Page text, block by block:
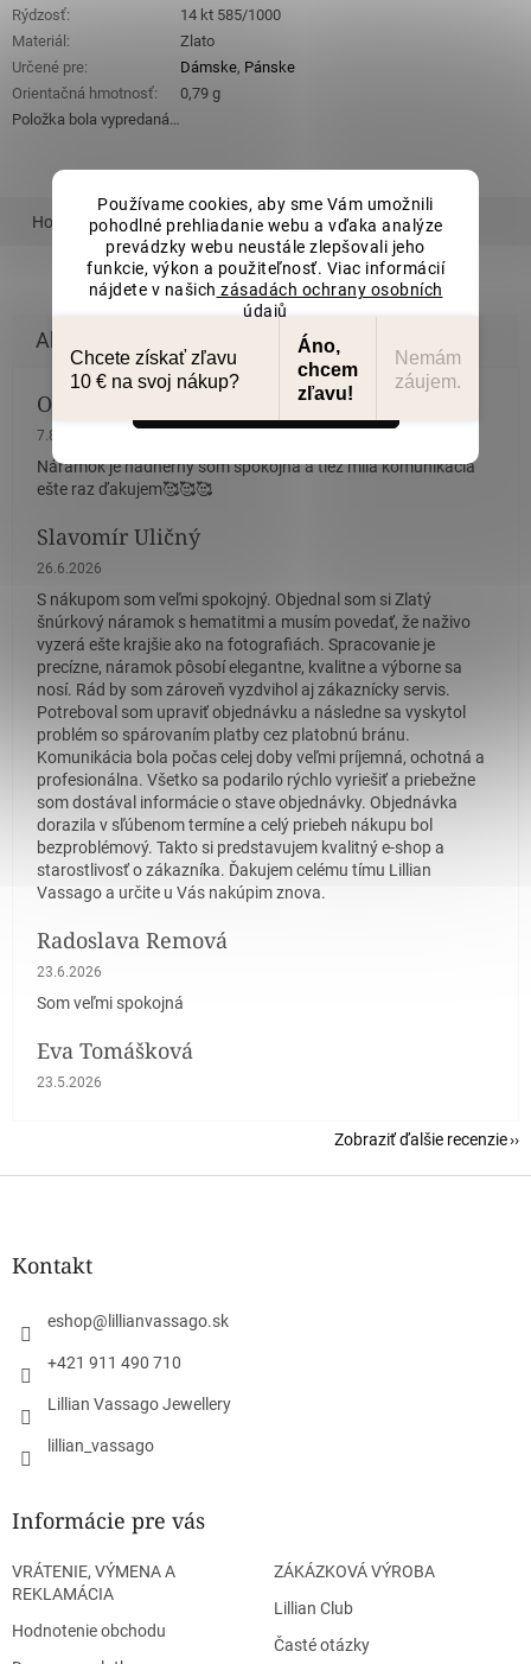
Používame cookies, aby sme Vám umožnili
pohodlné prehliadanie webu a vďaka analýze
prevádzky webu neustále zlepšovali jeho
funkcie, výkon a použiteľnosť. Viac informácií
nájdete v našich zásadách ochrany osobních
údajů
Nastavenie
Súhlasím
Rýdzosť:
14 kt 585/1000
Materiál :
Zlato
Určené pre: Dámske, Pánske
Orientačná hmotnosť:
0,79 g
Položka bola vypredaná…
Hodnotenie Podobný tovar
Olina Bončikova
Hodnotenie obchodu je 5 z 5 hviezdičiek.
7.8.2026
Náramok je nádherný som spokojná a tiež milá komunikácia
ešte raz ďakujem🥰🥰🥰
Slavomír Uličný
Hodnotenie obchodu je 5 z 5 hviezdičiek.
26.6.2026
S nákupom som veľmi spokojný. Objednal som si Zlatý
šnúrkový náramok s hematitmi a musím povedať, že naživo
vyzerá ešte krajšie ako na fotografiách. Spracovanie je
precízne, náramok pôsobí elegantne, kvalitne a výborne sa
nosí. Rád by som zároveň vyzdvihol aj zákaznícky servis.
Potreboval som upraviť objednávku a následne sa vyskytol
problém so spárovaním platby cez platobnú bránu.
Komunikácia bola počas celej doby veľmi príjemná, ochotná a
profesionálna. Všetko sa podarilo rýchlo vyriešiť a priebežne
som dostával informácie o stave objednávky. Objednávka
dorazila v sľúbenom termíne a celý priebeh nákupu bol
bezproblémový. Takto si predstavujem kvalitný e-shop a
starostlivosť o zákazníka. Ďakujem celému tímu Lillian
Vassago a určite u Vás nakúpim znova.
Radoslava Remová
Hodnotenie obchodu je 5 z 5 hviezdičiek.
23.6.2026
Som veľmi spokojná
Eva Tomášková
Hodnotenie obchodu je 5 z 5 hviezdičiek.
23.5.2026
Zobraziť ďalšie recenzie
Z
Kontakt
eshop@ lillianvassago.sk
+421 911 490 710
Lillian Vassago Jewellery
lillian_vassago
Informácie pre vás
VRÁTENIE, VÝMENA A
REKLAMÁCIA
Hodnotenie obchodu
ZÁKÁZKOVÁ VÝROBA
Lillian Club
Časté otázky
Chcete získať zľavu
10 € na svoj nákup?
Áno,
chcem
zľavu!
Nemám
záujem.